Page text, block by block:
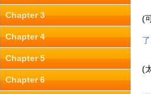
Chapter 3
Chapter 4
Chapter 5
Chapter 6
(
了
(